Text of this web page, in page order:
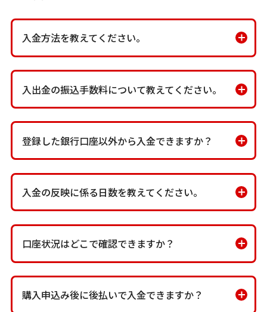
入金方法を教えてください。
入出金の振込手数料について教えてください。
登録した銀行口座以外から入金できますか？
入金の反映に係る日数を教えてください。
口座状況はどこで確認できますか？
購入申込み後に後払いで入金できますか？